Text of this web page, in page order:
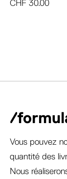
CHF 30.00
/
Vous pouvez
quantité des
Nous